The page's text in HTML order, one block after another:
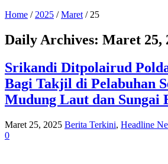
Home / 2025 / Maret / 25
Daily Archives: Maret 25,
Srikandi Ditpolairud
Bagi Takjil di Pelabuhan
Mudung Laut dan Sungai
Maret 25, 2025 Berita Terkini, Headline
0